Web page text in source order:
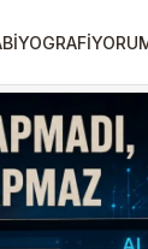
BİYOGRAFİ